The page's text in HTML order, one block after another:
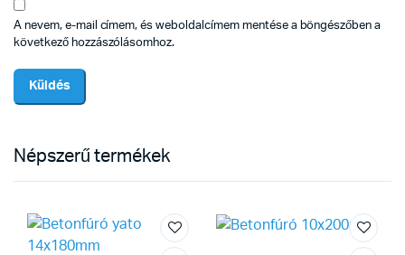
A nevem, e-mail címem, és weboldalcímem mentése a böngészőben a
következő hozzászólásomhoz.
Népszerű termékek